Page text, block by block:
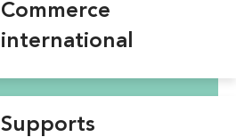
Commerce
international
Supports